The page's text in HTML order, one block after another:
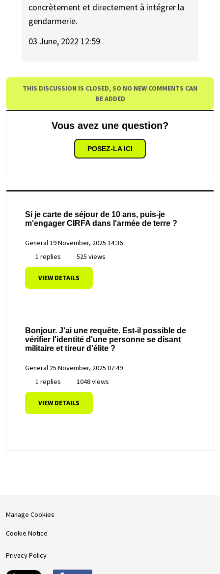
concrètement et directement à intégrer la
gendarmerie.
03 June, 2022 12:59
THIS DISCUSSION IS CLOSED, SO NO NEW COMMENTS CAN
BE ADDED
Vous avez une question?
POSEZ-LA ICI
Si je carte de séjour de 10 ans, puis-je
m'engager CIRFA dans l'armée de terre ?
General19 November, 2025 14:36
1 replies
525 views
VIEW DETAILS
Bonjour. J'ai une requête. Est-il possible de
vérifier l'identité d'une personne se disant
militaire et tireur d'élite ?
General 25 November, 2025 07:49
1 replies
1048 views
VIEW DETAILS
Manage Cookies
Cookie Notice
Privacy Policy